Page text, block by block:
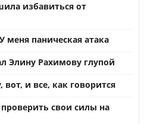
избавиться от
меня паническая атака
Элину Рахимову глупой
и все, как говорится
свои силы на